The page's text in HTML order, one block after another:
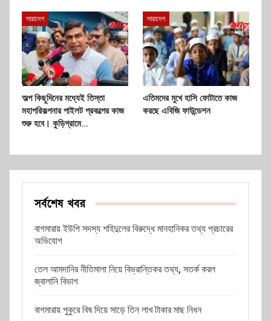
সারাদেশ
অল্প কিছুদিনের মধ্যেই তিস্তা
মহাপরিকল্পনার পাইলট প্রকল্পের কাজ
শুরু হবে। কুড়িগ্রামে…
সারাদেশ
এতিমদের মুখে হাসি ফোটাতে কাজ
করছে এবিজি ফাউন্ডেশন
সর্বশেষ খবর
বাগমারায় ইউপি সদস্য শহিদুলের বিরুদ্ধে মানহানিকর তথ্য প্রচারের
অভিযোগ
তেল আমদানির নীতিমালা নিয়ে বিভ্রান্তিকর তথ্য, সতর্ক করল
জ্বালানি বিভাগ
বাগমারায় পুকুরে বিষ দিয়ে সাড়ে তিন লাখ টাকার মাছ নিধন